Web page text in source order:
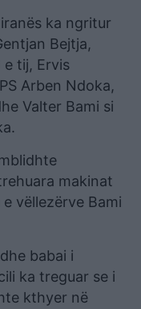
ka ngritur
Bejtja,
tij, Ervis
Arben Ndoka,
Valter Bami si
makinat
vëllezërve Bami
babai i
ka treguar se i
kthyer në